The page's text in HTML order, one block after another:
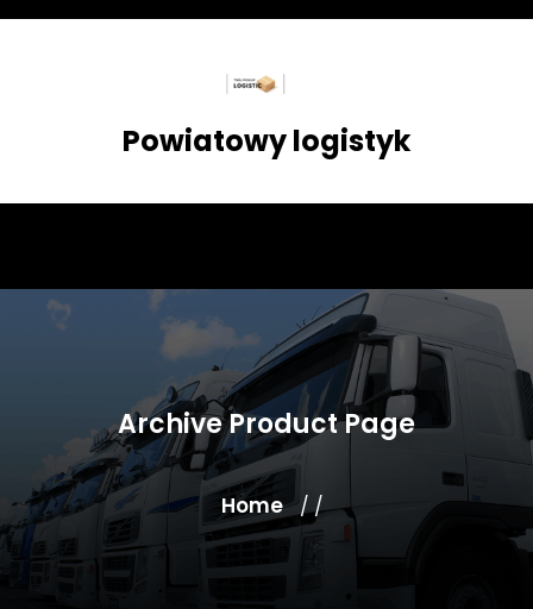
Skip
Powiatowy logistyk
Archive Product Page
Home / /